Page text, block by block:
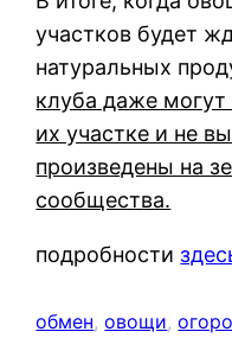
участков будет
натуральных
клуба даже
их участке и не
произведены на
сообщества.
подробности
обмен, овощи,